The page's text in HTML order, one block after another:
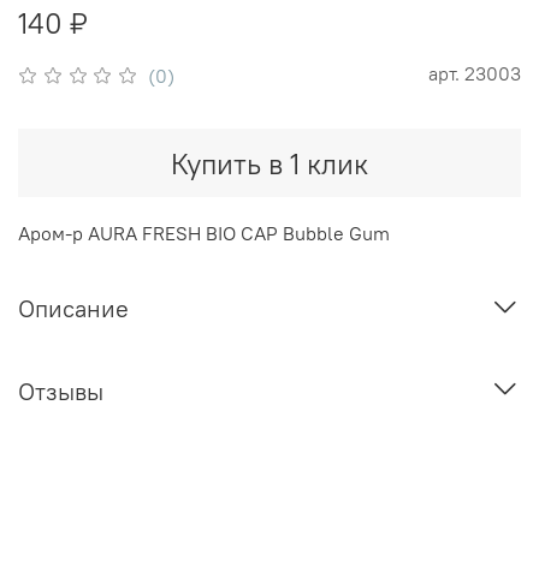
(0) арт. 23003
140 ₽
Купить в 1 клик
Аром-р AURA FRESH BIO CAP Bubble Gum
Описание
Отзывы